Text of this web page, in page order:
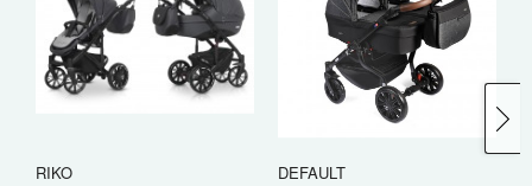
RIKO DEFAULT